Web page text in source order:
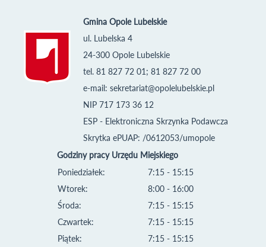
Gmina Opole Lubelskie
ul. Lubelska 4
24-300 Opole Lubelskie
tel. 81 827 72 01; 81 827 72 00
e-mail: sekretariat@opolelubelskie.pl
NIP 717 173 36 12
ESP - Elektroniczna Skrzynka Podawcza
Skrytka ePUAP: /0612053/umopole
Godziny pracy Urzędu Miejskiego
Poniedziałek:
Wtorek:
Środa:
Czwartek:
Piątek:
7:15 - 15:15
8:00 - 16:00
7:15 - 15:15
7:15 - 15:15
7:15 - 15:15